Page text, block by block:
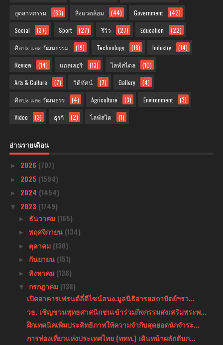
อุตสาหกรรม (63) สิ่งแวดล้อม (44) Government (42)
Social (37) Sport (27) รีวิว (27) Education (22)
ศิลปะ และ วัฒนธรรม (19) Technology (18) Industry (14)
Review (14) แกลเลอรี (13) ไลฟ์สไตล (10)
Arts & Culture (7) วิดีทัศน์ (7) Gallery (4)
ศิลปะ และ วัฒนธรร (4) Agriculture (3) Environment (3)
Video (3) ธุรกิ (2) ไลฟ์สไต (1)
อ่านรายเดือน
► 2026 (707)
► 2025 (1594)
► 2024 (1454)
▼ 2023 (1749)
► ธันวาคม (165)
► พฤศจิกายน (134)
► ตุลาคม (130)
► กันยายน (151)
► สิงหาคม (136)
▼ กรกฎาคม (138)
เปิดอาคารเฟรนด์ลี่ดีไซน์สนง.มูลนิธิอารยสถาปัตย์ฯรว...
วธ. เชิญชวนพุทธศาสนิกชนเข้าร่วมกิจกรรมส่งเสริมพระพ...
ฝึกเทคนิคเพิ่มประสิทธิภาพให้ความจำกับสุดยอดนักจำระ...
การท่องเที่ยวแห่งประเทศไทย (ททท.) เดินหน้าผลักดันก...